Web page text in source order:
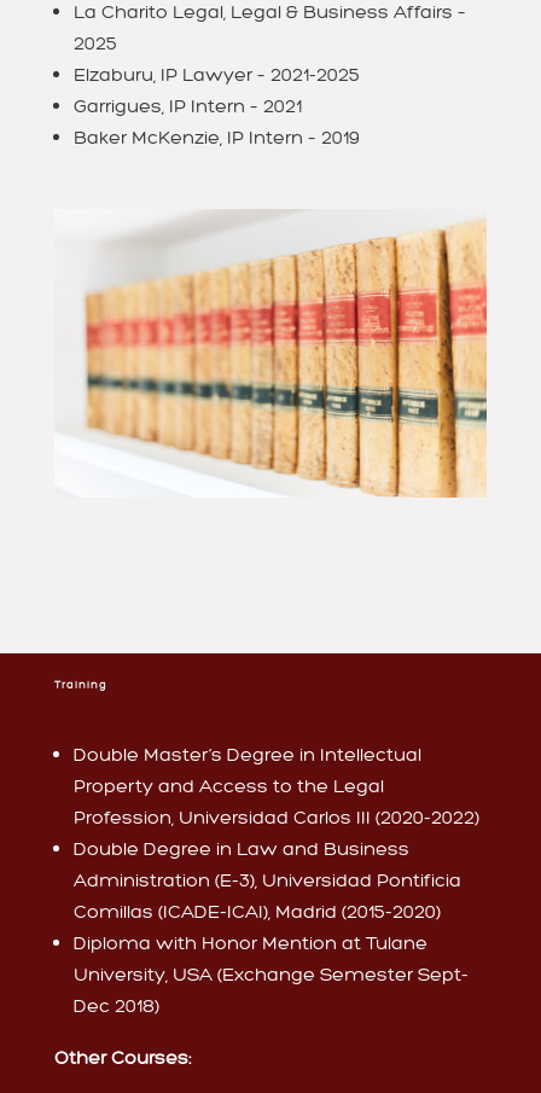
La Charito Legal, Legal & Business Affairs –
2025
Elzaburu, IP Lawyer – 2021-2025
Garrigues, IP Intern – 2021
Baker McKenzie, IP Intern – 2019
Training
Double Master’s Degree in Intellectual
Property and Access to the Legal
Profession, Universidad Carlos III (2020-2022)
Double Degree in Law and Business
Administration (E-3), Universidad Pontificia
Comillas (ICADE-ICAI), Madrid (2015-2020)
Diploma with Honor Mention at Tulane
University, USA (Exchange Semester Sept-
Dec 2018)
Other Courses: